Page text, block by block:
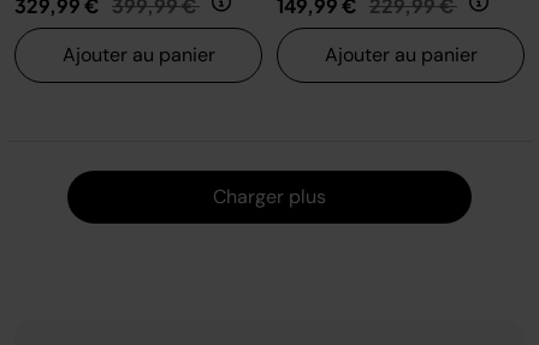
329,99 € 399,99 €
Ajouter au panier
149,99 € 229,99 €
Ajouter au panier
Charger plus